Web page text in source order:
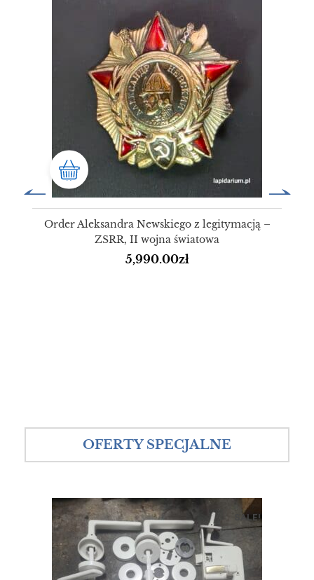
Order Aleksandra Newskiego z legitymacją –
ZSRR, II wojna światowa
5,990.00zł
OFERTY SPECJALNE
SALE!